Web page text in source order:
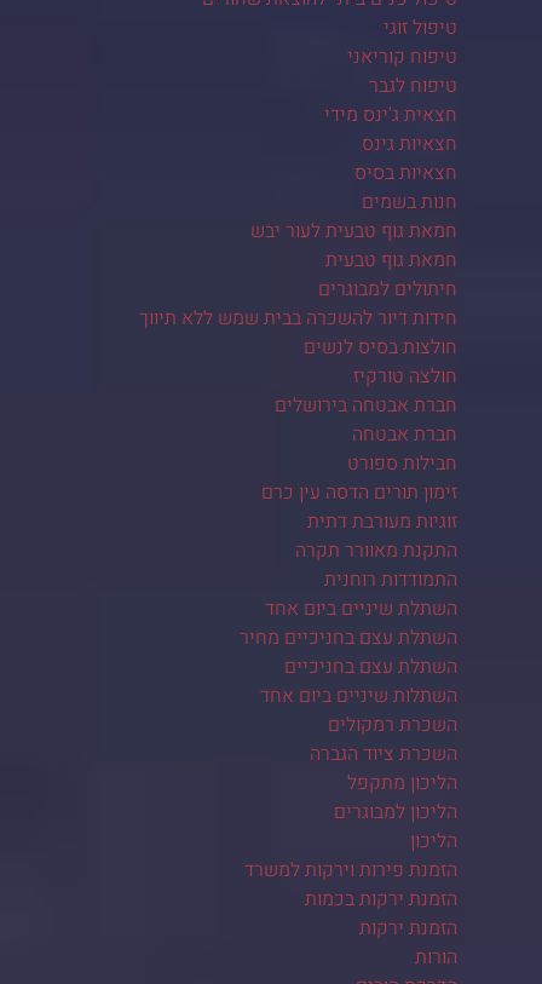
טיפול זוגי
טיפוח קוריאני
טיפוח לגבר
חצאית ג'ינס מידי
חצאיות גינס
חצאיות בסיס
חנות בשמים
חמאת גוף טבעית לעור יבש
חמאת גוף טבעית
חיתולים למבוגרים
חידות דיור להשכרה בבית שמש ללא תיווך
חולצות בסיס לנשים
חולצה טורקיז
חברת אבטחה בירושלים
חברת אבטחה
חבילות ספורט
זימון תורים הדסה עין כרם
זוגיות מעורבת דתית
התקנת מאוורר תקרה
התמודדות רוחנית
השתלת שיניים ביום אחד
השתלת עצם בחניכיים מחיר
השתלת עצם בחניכיים
השתלות שיניים ביום אחד
השכרת רמקולים
השכרת ציוד הגברה
הליכון מתקפל
הליכון למבוגרים
הליכון
הזמנת פירות וירקות למשרד
הזמנת ירקות בכמות
הזמנת ירקות
הורות